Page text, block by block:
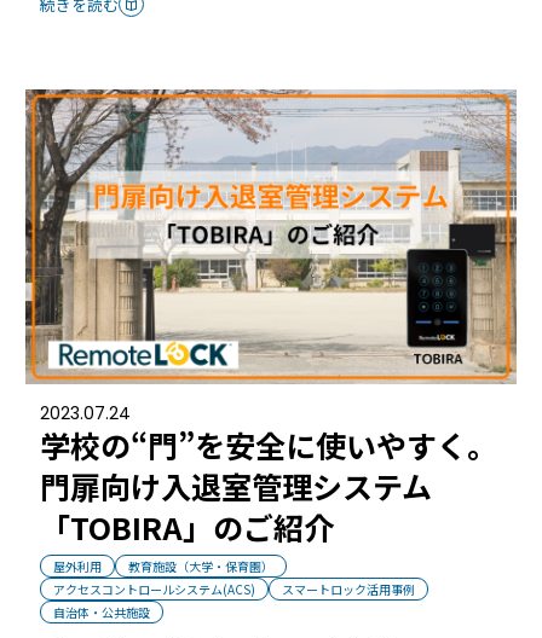
続きを読む
2023.07.24
学校の“門”を安全に使いやすく。
門扉向け入退室管理システム
「TOBIRA」のご紹介
屋外利用
教育施設（大学・保育園）
アクセスコントロールシステム(ACS)
スマートロック活用事例
自治体・公共施設